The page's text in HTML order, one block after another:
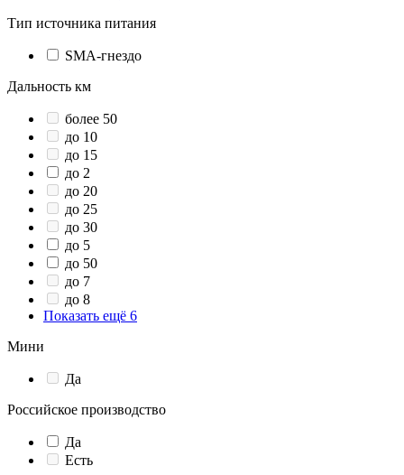
Тип источника питания
SMA-гнездо
Дальность км
более 50
до 10
до 15
до 2
до 20
до 25
до 30
до 5
до 50
до 7
до 8
Показать ещё 6
Мини
Да
Российское производство
Да
Есть